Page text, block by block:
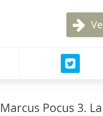
Marcus Pocus 3.